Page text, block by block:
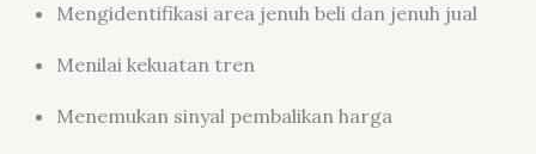
Mengidentifikasi area jenuh beli dan jenuh jual
Menilai kekuatan tren
Menemukan sinyal pembalikan harga